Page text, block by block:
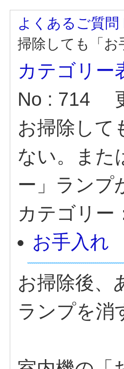
よくあるご質問
掃除しても「お
カテゴリー
No : 714
お掃除して
ない。また
ー」ランプ
カテゴリー
お手入れ
お掃除後、
ランプを消